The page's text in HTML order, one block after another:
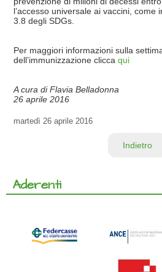
l’accesso universale ai vaccini, come
3.8 degli SDGs.
Per maggiori informazioni sulla
dell’immunizzazione clicca qui
A cura di Flavia Belladonna
26 aprile 2016
martedì 26 aprile 2016
Indietro
Aderenti